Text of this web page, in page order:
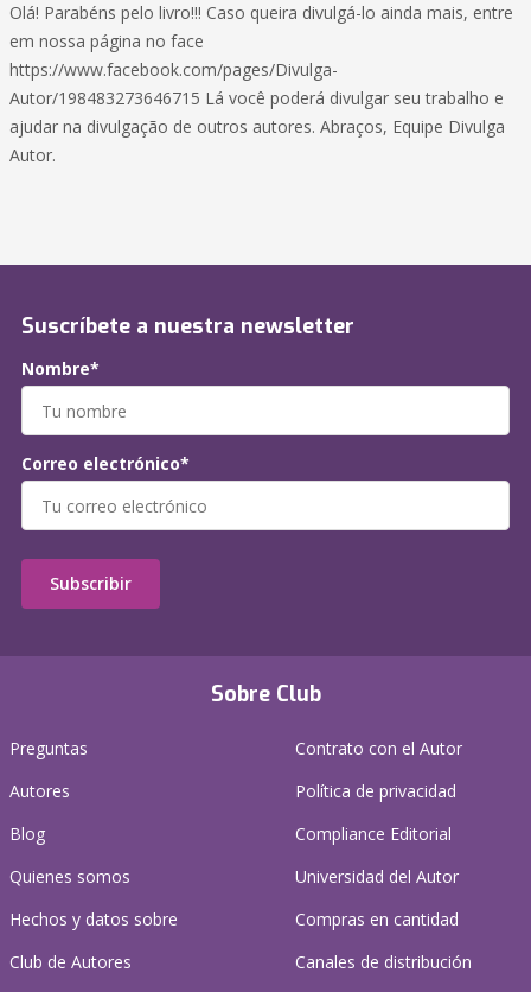
Olá! Parabéns pelo livro!!! Caso queira divulgá-lo ainda mais, entre
em nossa página no face
https://www.facebook.com/pages/Divulga-
Autor/198483273646715 Lá você poderá divulgar seu trabalho e
ajudar na divulgação de outros autores. Abraços, Equipe Divulga
Autor.
Sobre Club
Preguntas
Autores
Blog
Quienes somos
Hechos y datos sobre
Club de Autores
Contrato con el Autor
Política de privacidad
Compliance Editorial
Universidad del Autor
Compras en cantidad
Canales de distribución
Suscríbete a nuestra newsletter
Nombre*
Correo electrónico*
Subscribir